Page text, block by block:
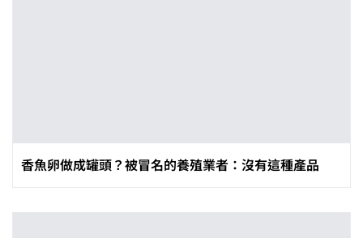
香魚卵做成罐頭？被冒名的養殖業者：沒有這種產品